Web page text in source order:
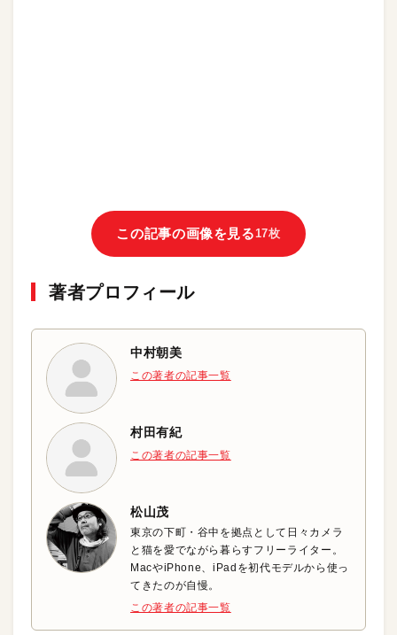
この記事の画像を見る17枚
著者プロフィール
中村朝美
この著者の記事一覧
村田有紀
この著者の記事一覧
松山茂
東京の下町・谷中を拠点として日々カメラ
と猫を愛でながら暮らすフリーライター。
MacやiPhone、iPadを初代モデルから使っ
てきたのが自慢。
この著者の記事一覧